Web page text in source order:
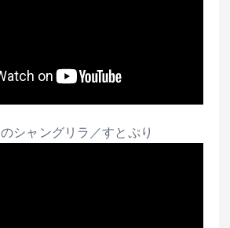
シャングリラ／すとぷり